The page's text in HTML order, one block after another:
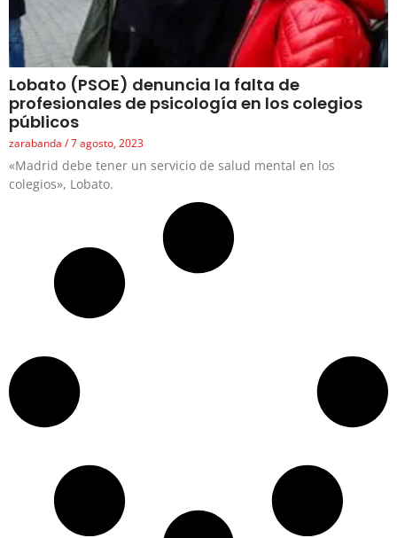
Lobato (PSOE) denuncia la falta de
profesionales de psicología en los colegios
públicos
zarabanda 7 agosto, 2023
«Madrid debe tener un servicio de salud mental en los
colegios», Lobato.